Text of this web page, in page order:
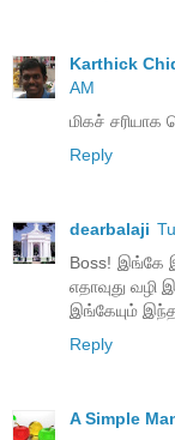
Karthick
AM
மிகச்
Reply
dearbalaji
Boss! இங்கே
எதாவுது வழி
இங்கேயும்
Reply
A Simple